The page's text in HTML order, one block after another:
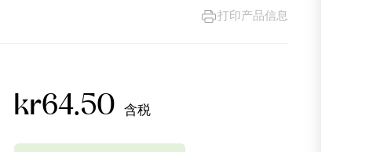
打印产品信息
kr64.50 含税